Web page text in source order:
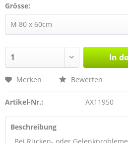
Grösse:
In
Merken Bewerten
Artikel-Nr.: AX11950
Beschreibung